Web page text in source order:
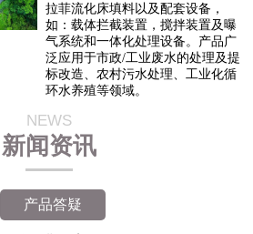
拉菲流化床填料以及配套设备，
如：载体拦截装置，搅拌装置及曝
气系统和一体化处理设备。产品广
泛应用于市政/工业废水的处理及提
标改造、农村污水处理、工业化循
环水养殖等领域。
NEWS
新闻资讯
产品答疑